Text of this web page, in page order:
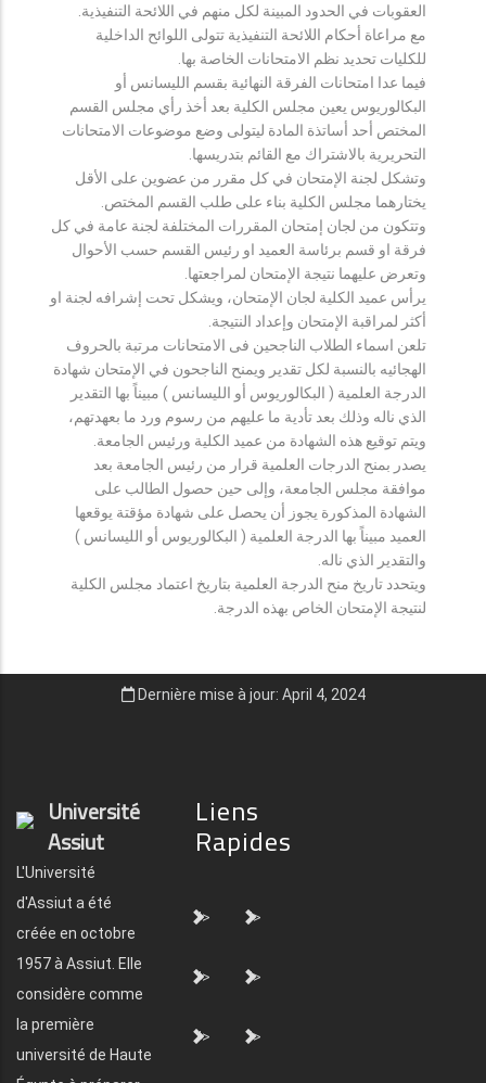
العقوبات في الحدود المبينة لكل منهم في اللائحة التنفيذية.
مع مراعاة أحكام اللائحة التنفيذية تتولى اللوائح الداخلية
للكليات تحديد نظم الامتحانات الخاصة بها.
فيما عدا امتحانات الفرقة النهائية بقسم الليسانس أو
البكالوريوس يعين مجلس الكلية بعد أخذ رأي مجلس القسم
المختص أحد أساتذة المادة ليتولى وضع موضوعات الامتحانات
التحريرية بالاشتراك مع القائم بتدريسها.
وتشكل لجنة الإمتحان في كل مقرر من عضوين على الأقل
يختارهما مجلس الكلية بناء على طلب القسم المختص.
وتتكون من لجان إمتحان المقررات المختلفة لجنة عامة في كل
فرقة او قسم برئاسة العميد او رئيس القسم حسب الأحوال
وتعرض عليهما نتيجة الإمتحان لمراجعتها.
يرأس عميد الكلية لجان الإمتحان، ويشكل تحت إشرافه لجنة او
أكثر لمراقبة الإمتحان وإعداد النتيجة.
تلعن اسماء الطلاب الناجحين فى الامتحانات مرتبة بالحروف
الهجائيه بالنسبة لكل تقدير ويمنح الناجحون في الإمتحان شهادة
الدرجة العلمية ( البكالوريوس أو الليسانس ) مبيناً بها التقدير
الذي ناله وذلك بعد تأدية ما عليهم من رسوم ورد ما بعهدتهم،
ويتم توقيع هذه الشهادة من عميد الكلية ورئيس الجامعة.
يصدر بمنح الدرجات العلمية قرار من رئيس الجامعة بعد
موافقة مجلس الجامعة، وإلى حين حصول الطالب على
الشهادة المذكورة يجوز أن يحصل على شهادة مؤقتة يوقعها
العميد مبيناً بها الدرجة العلمية ( البكالوريوس أو الليسانس )
والتقدير الذي ناله.
ويتحدد تاريخ منح الدرجة العلمية بتاريخ اعتماد مجلس الكلية
لنتيجة الإمتحان الخاص بهذه الدرجة.
Dernière mise à jour: April 4, 2024
Université
Assiut
L'Université
d'Assiut a été
créée en octobre
1957 à Assiut. Elle
considère comme
la première
université de Haute
Liens
Rapides
"> ">
"> ">
"> ">